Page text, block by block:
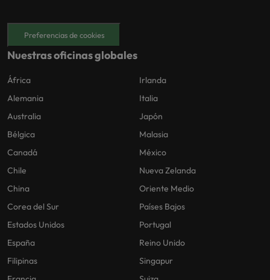
Preferencias de cookies
Nuestras oficinas globales
África
Alemania
Australia
Bélgica
Canadá
Chile
China
Corea del Sur
Estados Unidos
España
Filipinas
Irlanda
Italia
Japón
Malasia
México
Nueva Zelanda
Oriente Medio
Países Bajos
Portugal
Reino Unido
Singapur